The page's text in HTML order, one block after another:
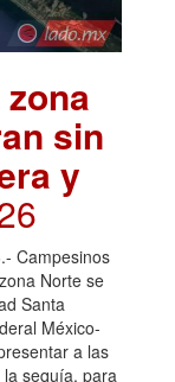
sin
y
Campesinos
Norte se
Santa
México-
a las
sequía, para